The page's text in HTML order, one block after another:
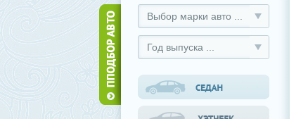
Выбор марки авто ...
Год выпуска ...